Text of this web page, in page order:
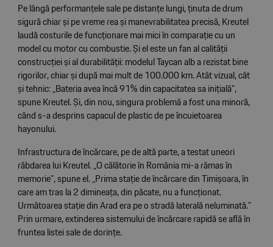
Pe lângă performanțele sale pe distanțe lungi, ținuta de drum
sigură chiar și pe vreme rea și manevrabilitatea precisă, Kreutel
laudă costurile de funcționare mai mici în comparație cu un
model cu motor cu combustie. Și el este un fan al calității
construcției și al durabilității: modelul Taycan alb a rezistat bine
rigorilor, chiar și după mai mult de 100.000 km. Atât vizual, cât
și tehnic: „Bateria avea încă 91% din capacitatea sa inițială”,
spune Kreutel. Și, din nou, singura problemă a fost una minoră,
când s-a desprins capacul de plastic de pe încuietoarea
hayonului.
Infrastructura de încărcare, pe de altă parte, a testat uneori
răbdarea lui Kreutel. „O călătorie în România mi-a rămas în
memorie”, spune el. „Prima stație de încărcare din Timișoara, în
care am tras la 2 dimineața, din păcate, nu a funcționat.
Următoarea stație din Arad era pe o stradă laterală neluminată.”
Prin urmare, extinderea sistemului de încărcare rapidă se află în
fruntea listei sale de dorințe.